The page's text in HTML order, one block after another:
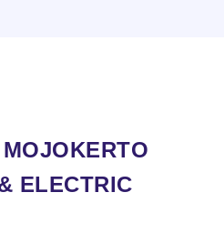
ELECTRIC